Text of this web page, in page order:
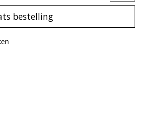
bestelling